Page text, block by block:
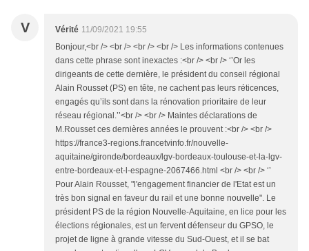
V Vérité 11/09/2021 19:55
Bonjour,<br /> <br /> <br /> <br /> Les informations contenues
dans cette phrase sont inexactes :<br /> <br /> ‘’Or les
dirigeants de cette dernière, le président du conseil régional
Alain Rousset (PS) en tête, ne cachent pas leurs réticences,
engagés qu’ils sont dans la rénovation prioritaire de leur
réseau régional.’’<br /> <br /> Maintes déclarations de
M.Rousset ces dernières années le prouvent :<br /> <br />
https://france3-regions.francetvinfo.fr/nouvelle-
aquitaine/gironde/bordeaux/lgv-bordeaux-toulouse-et-la-lgv-
entre-bordeaux-et-l-espagne-2067466.html <br /> <br /> ‘’
Pour Alain Rousset, "l'engagement financier de l'Etat est un
très bon signal en faveur du rail et une bonne nouvelle". Le
président PS de la région Nouvelle-Aquitaine, en lice pour les
élections régionales, est un fervent défenseur du GPSO, le
projet de ligne à grande vitesse du Sud-Ouest, et il se bat